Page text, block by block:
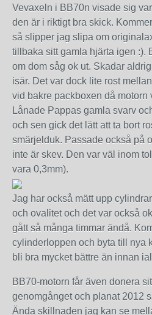
Vevaxeln i BB70n visade sig
den är i riktigt bra skick.
så slipper jag slipa om
tillbaka sitt gamla hjärta igen :).
om dom såg ok ut. Skadar
isär. Det var dock lite rost
vid bakre packboxen då motorn
Lånade Pappas gamla svarv
och sen gick det lätt att ta bort
smärjelduk. Passade också på
inte är skev. Den var väl inom
vara 0,3mm).
Jag har också mätt upp
och ovalitet och det var också
gått så många timmar ändå.
cylinderloppen och byta till nya
bli bra mycket bättre än innan
BB70-motorn får även donera
genomgånget och planat 2012
Ända skillnaden jag kan se